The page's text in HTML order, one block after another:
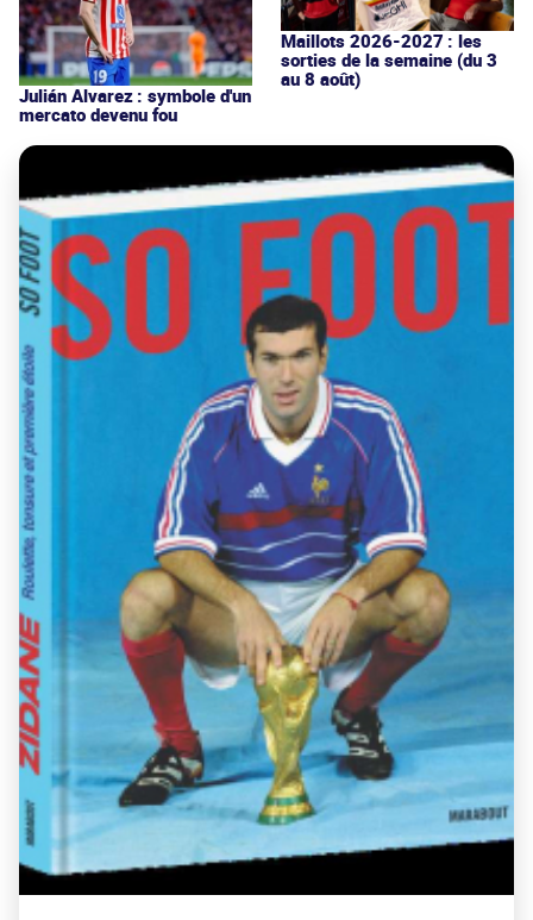
Julián Alvarez : symbole d'un
mercato devenu fou
Maillots 2026-2027 : les
sorties de la semaine (du 3
au 8 août)